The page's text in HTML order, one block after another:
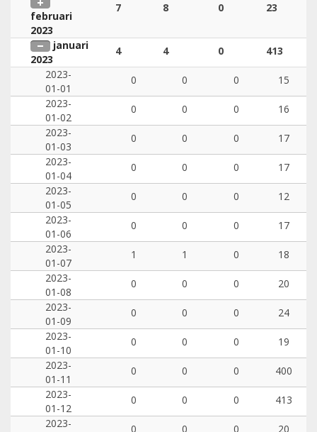
februari
2023
7 8 0 23
januari
2023
4 4 0
413
2023-
01-01
0 0 0
15
2023-
01-02
0 0 0
16
2023-
01-03
0 0 0
17
2023-
01-04
0 0 0
17
2023-
01-05
0 0 0
12
2023-
01-06
0 0 0
17
2023-
01-07
1 1 0
18
2023-
01-08
0 0 0
20
2023-
01-09
0 0 0
24
2023-
01-10
0 0 0
19
2023-
01-11
0 0 0
400
2023-
01-12
0 0 0
413
2023-
0 0 0
20